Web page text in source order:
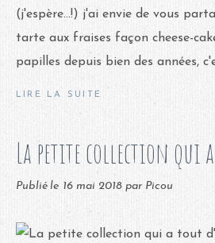
(j'espère...!) j'ai envie de vous
tarte aux fraises façon cheese-
papilles depuis bien des années,
LIRE LA SUITE
La petite collection qui a
Publié le 16 mai 2018 par Picou